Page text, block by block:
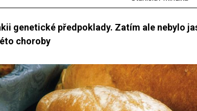
genetické předpoklady. Zatím ale nebylo
choroby